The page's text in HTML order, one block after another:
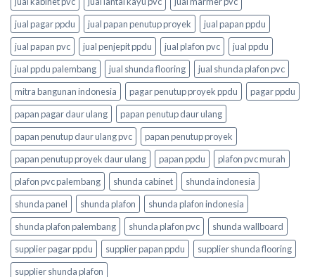
jual pagar ppdu
jual papan penutup proyek
jual papan ppdu
jual papan pvc
jual penjepit ppdu jual plafon pvc
jual ppdu
jual ppdu palembang
jual shunda flooring
jual shunda plafon pvc
mitra bangunan indonesia
pagar penutup proyek ppdu
pagar ppdu
papan pagar daur ulang
papan penutup daur ulang
papan penutup daur ulang pvc
papan penutup proyek
papan penutup proyek daur ulang
papan ppdu
plafon pvc murah
plafon pvc palembang
shunda cabinet
shunda indonesia
shunda panel
shunda plafon
shunda plafon indonesia
shunda plafon palembang
shunda plafon pvc
shunda wallboard
supplier pagar ppdu
supplier papan ppdu
supplier shunda flooring
supplier shunda plafon